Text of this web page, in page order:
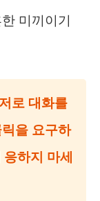
미끼이기
로 대화를
을 요구하
하지 마세